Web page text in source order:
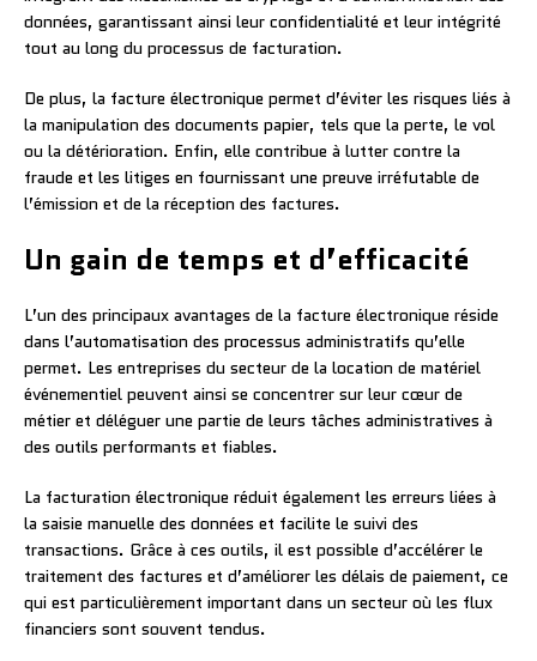
données, garantissant ainsi leur confidentialité et leur intégrité
tout au long du processus de facturation.
De plus, la facture électronique permet d’éviter les risques liés à
la manipulation des documents papier, tels que la perte, le vol
ou la détérioration. Enfin, elle contribue à lutter contre la
fraude et les litiges en fournissant une preuve irréfutable de
l’émission et de la réception des factures.
Un gain de temps et d’efficacité
L’un des principaux avantages de la facture électronique réside
dans l’automatisation des processus administratifs qu’elle
permet. Les entreprises du secteur de la location de matériel
événementiel peuvent ainsi se concentrer sur leur cœur de
métier et déléguer une partie de leurs tâches administratives à
des outils performants et fiables.
La facturation électronique réduit également les erreurs liées à
la saisie manuelle des données et facilite le suivi des
transactions. Grâce à ces outils, il est possible d’accélérer le
traitement des factures et d’améliorer les délais de paiement, ce
qui est particulièrement important dans un secteur où les flux
financiers sont souvent tendus.